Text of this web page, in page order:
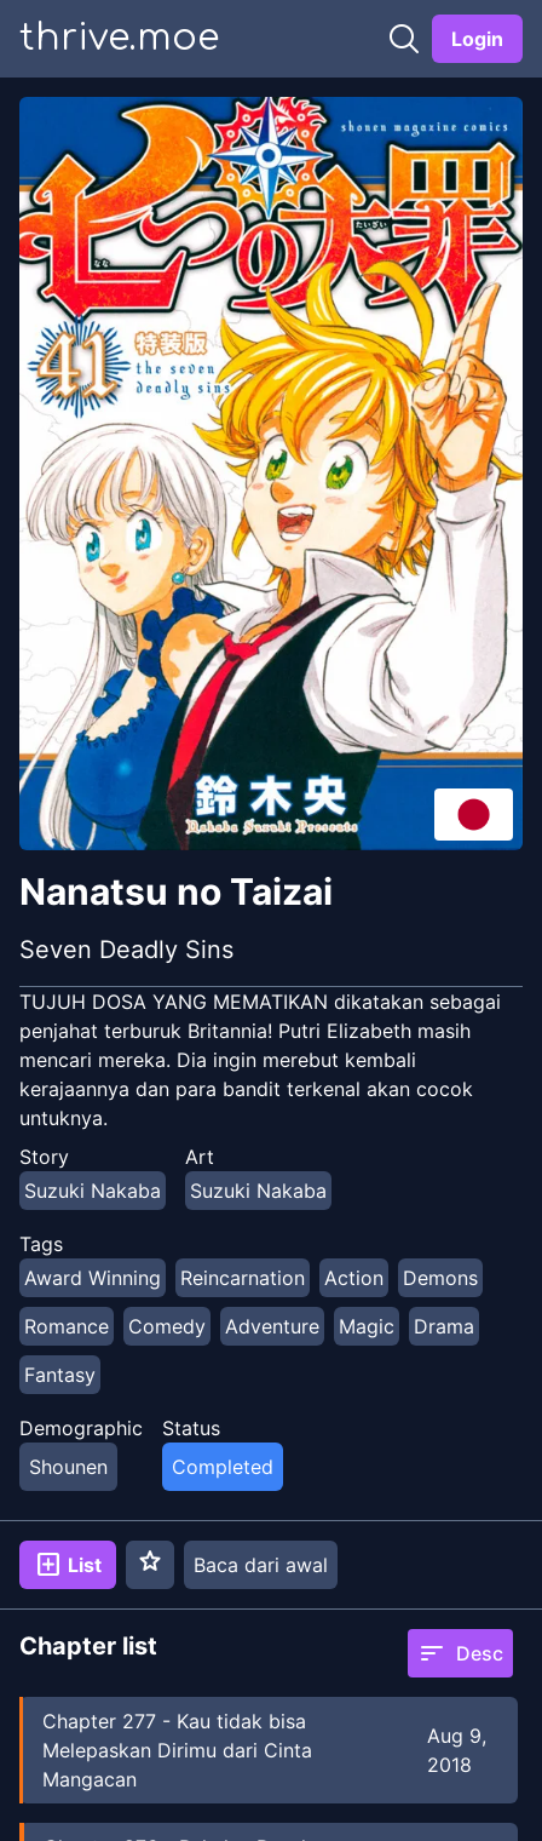
thrive.moe Login
Nanatsu no Taizai
Seven Deadly Sins
TUJUH DOSA YANG MEMATIKAN dikatakan sebagai
penjahat terburuk Britannia! Putri Elizabeth masih
mencari mereka. Dia ingin merebut kembali
kerajaannya dan para bandit terkenal akan cocok
untuknya.
Story
Suzuki Nakaba
Art
Suzuki Nakaba
Tags
Award Winning
Reincarnation Action
Demons
Romance
Comedy Adventure Magic
Drama
Fantasy
Demographic
Shounen
Status
Completed
add_box List star Baca dari awal
Chapter list sort Desc
Chapter 277- Kau tidak bisa
Melepaskan Dirimu dari Cinta
Mangacan
Aug 9,
2018